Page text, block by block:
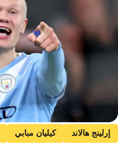
إرلينج هالاند كيليان مبابي